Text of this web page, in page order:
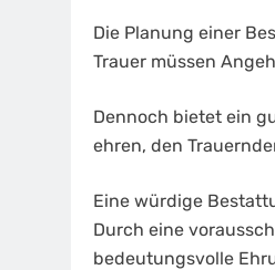
Die Planung einer
Trauer müssen
Dennoch bietet ein
ehren, den
Eine würdige
Durch eine
bedeutungsvolle